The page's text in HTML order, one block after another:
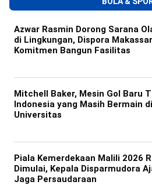
Azwar Rasmin Dorong Sarana
di Lingkungan, Dispora Makassar
Komitmen Bangun Fasilitas
Mitchell Baker, Mesin Gol Baru
Indonesia yang Masih Bermain
Universitas
Piala Kemerdekaan Malili 2026
Dimulai, Kepala Disparmudora
Jaga Persaudaraan